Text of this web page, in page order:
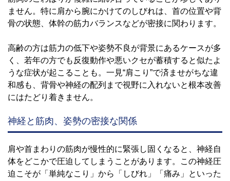
ません。特に肩から腕にかけてのしびれは、首の位置や背
骨の状態、体幹の筋力バランスなどが密接に関わります。
高齢の方は筋力の低下や姿勢不良が背景にあるケースが多
く、若年の方でも反復動作や悪いクセが蓄積すると似たよ
うな症状が起こることも。一見“肩こり”で済ませがちな違
和感も、背骨や神経の配列まで視野に入れないと根本改善
にはたどり着きません。
神経と筋肉、姿勢の密接な関係
肩や首まわりの筋肉が慢性的に緊張し固くなると、神経自
体をどこかで圧迫してしまうことがあります。この神経圧
迫こそが「単純なこり」から「しびれ」「痛み」といった